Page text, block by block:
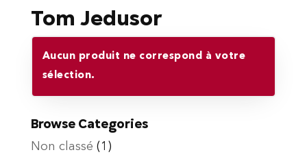
Tom Jedusor
Aucun produit ne correspond à votre
sélection.
Browse Categories
Non classé (1)